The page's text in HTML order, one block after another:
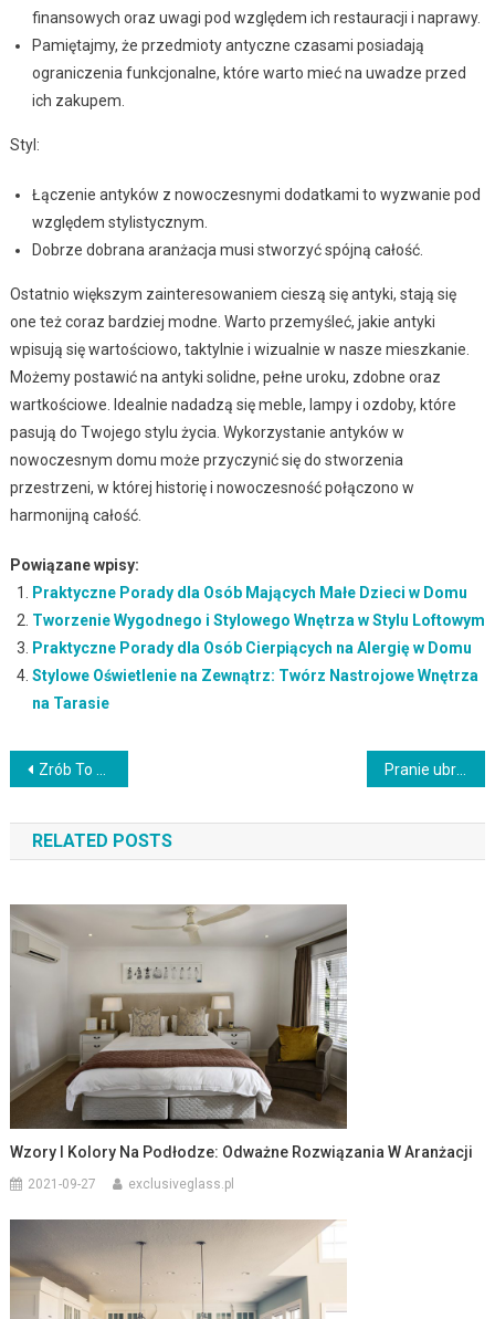
finansowych oraz uwagi pod względem ich restauracji i naprawy.
Pamiętajmy, że przedmioty antyczne czasami posiadają
ograniczenia funkcjonalne, które warto mieć na uwadze przed
ich zakupem.
Styl:
Łączenie antyków z nowoczesnymi dodatkami to wyzwanie pod
względem stylistycznym.
Dobrze dobrana aranżacja musi stworzyć spójną całość.
Ostatnio większym zainteresowaniem cieszą się antyki, stają się
one też coraz bardziej modne. Warto przemyśleć, jakie antyki
wpisują się wartościowo, taktylnie i wizualnie w nasze mieszkanie.
Możemy postawić na antyki solidne, pełne uroku, zdobne oraz
wartkościowe. Idealnie nadadzą się meble, lampy i ozdoby, które
pasują do Twojego stylu życia. Wykorzystanie antyków w
nowoczesnym domu może przyczynić się do stworzenia
przestrzeni, w której historię i nowoczesność połączono w
harmonijną całość.
Powiązane wpisy:
Praktyczne Porady dla Osób Mających Małe Dzieci w Domu
Tworzenie Wygodnego i Stylowego Wnętrza w Stylu Loftowym
Praktyczne Porady dla Osób Cierpiących na Alergię w Domu
Stylowe Oświetlenie na Zewnątrz: Twórz Nastrojowe Wnętrza
na Tarasie
Nawigacja
wpisu
Zrób To Sam: Kreatywne Pomysły na Recykling Mebli Pranie ubrań razem czy osobno
RELATED POSTS
Wzory I Kolory Na Podłodze: Odważne Rozwiązania W Aranżacji
2021-09-27 exclusiveglass.pl